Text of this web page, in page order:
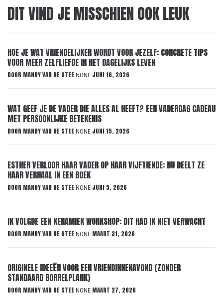
DIT VIND JE MISSCHIEN OOK LEUK
HOE JE WAT VRIENDELIJKER WORDT VOOR JEZELF: CONCRETE TIPS
VOOR MEER ZELFLIEFDE IN HET DAGELIJKS LEVEN
DOOR MANDY VAN DE STEE NONE JUNI 16, 2026
WAT GEEF JE DE VADER DIE ALLES AL HEEFT? EEN VADERDAG CADEAU
MET PERSOONLIJKE BETEKENIS
DOOR MANDY VAN DE STEE NONE JUNI 15, 2026
ESTHER VERLOOR HAAR VADER OP HAAR VIJFTIENDE: NU DEELT ZE
HAAR VERHAAL IN EEN BOEK
DOOR MANDY VAN DE STEE NONE JUNI 5, 2026
IK VOLGDE EEN KERAMIEK WORKSHOP: DIT HAD IK NIET VERWACHT
DOOR MANDY VAN DE STEE NONE MAART 31, 2026
ORIGINELE IDEEËN VOOR EEN VRIENDINNENAVOND (ZONDER
STANDAARD BORRELPLANK)
DOOR MANDY VAN DE STEE NONE MAART 27, 2026